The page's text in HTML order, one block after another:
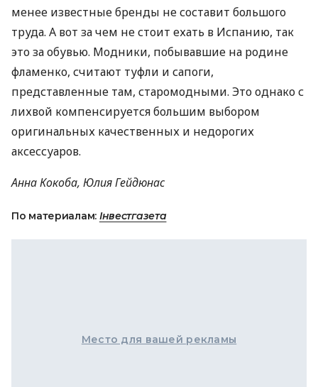
менее известные бренды не составит большого
труда. А вот за чем не стоит ехать в Испанию, так
это за обувью. Модники, побывавшие на родине
фламенко, считают туфли и сапоги,
представленные там, старомодными. Это однако с
лихвой компенсируется большим выбором
оригинальных качественных и недорогих
аксессуаров.
Анна Кокоба, Юлия Гейдюнас
По материалам: Інвестгазета
Место для вашей рекламы